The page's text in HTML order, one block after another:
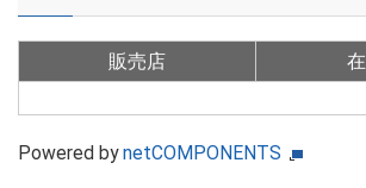
販売店
Powered bynetCOMPONENTS